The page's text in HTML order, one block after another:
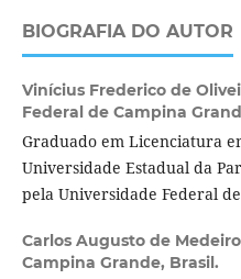
BIOGRAFIA DO AUTOR
Vinícius Frederico de
Federal de Campina
Graduado em Licenciatura
Universidade Estadual da
pela Universidade Federal
Carlos Augusto de
Campina Grande, Brasil.